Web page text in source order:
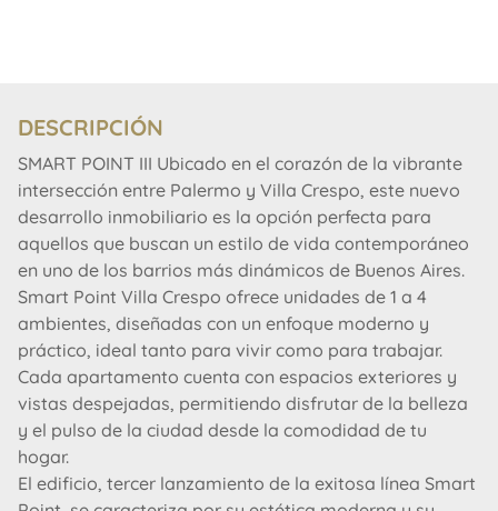
DESCRIPCIÓN
SMART POINT III Ubicado en el corazón de la vibrante
intersección entre Palermo y Villa Crespo, este nuevo
desarrollo inmobiliario es la opción perfecta para
aquellos que buscan un estilo de vida contemporáneo
en uno de los barrios más dinámicos de Buenos Aires.
Smart Point Villa Crespo ofrece unidades de 1 a 4
ambientes, diseñadas con un enfoque moderno y
práctico, ideal tanto para vivir como para trabajar.
Cada apartamento cuenta con espacios exteriores y
vistas despejadas, permitiendo disfrutar de la belleza
y el pulso de la ciudad desde la comodidad de tu
hogar.
El edificio, tercer lanzamiento de la exitosa línea Smart